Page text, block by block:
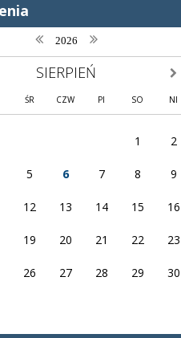
poprzedni rok
2026 następny rok
SIERPIEŃ
ŚR CZW PI SO NI
1 2
5 6 7 8 9
12 13 14 15 16
19 20 21 22 23
26 27 28 29 30